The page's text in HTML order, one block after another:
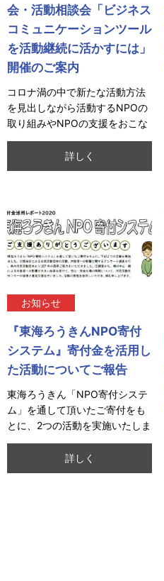
会・活動相談会「ビジネス
コミュニケーションツール
を活動継続に活かすには」
開催のご案内
コロナ渦の中で新たな活動方法
を見出しながら活動するNPOの
取り組みやNPOの支援をおこな
ってきた専門家から現場の活動
の工夫や支援の詳しく
お知らせ
『東海ろうきんNPO寄付
システム』寄付金を活用し
た活動についてご報告
東海ろうきん「NPO寄付システ
ム」を通して頂いたご寄付をも
とに、2つの活動を実施いたしま
した。
詳しく